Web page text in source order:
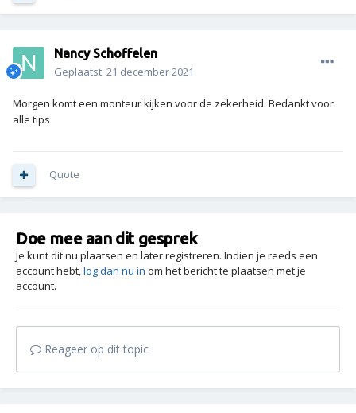
Nancy Schoffelen
Geplaatst: 21 december 2021
Morgen komt een monteur kijken voor de zekerheid. Bedankt voor
alle tips
Quote
Doe mee aan dit gesprek
Je kunt dit nu plaatsen en later registreren. Indien je reeds een
account hebt,log dan nu in om het bericht te plaatsen met je
account.
Reageer op dit topic